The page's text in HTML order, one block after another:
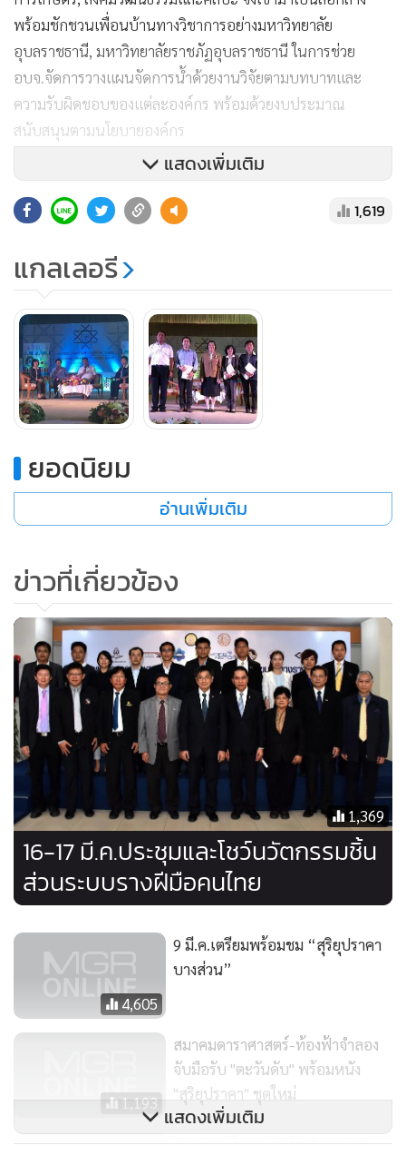
พร้อมชักชวนเพื่อนบ้านทางวิชาการอย่างมหาวิทยาลัย
อุบลราชธานี, มหาวิทยาลัยราชภัฏอุบลราชธานี ในการช่วย
อบจ.จัดการวางแผนจัดการน้ำด้วยงานวิจัยตามบทบาทและ
ความรับผิดชอบของแต่ละองค์กร พร้อมด้วยงบประมาณ
สนับสนุนตามนโยบายองค์กร
เมื่อได้คณะทำงานจากทั้ง 4 ฝ่าย ดร.วรงค์ นัยพินิจ อาจารย์ผู้
ว่า ขั้นตอนต่อมาจึงเป็นการเลือกนักวิชาการที่มีความสามารถ
เหมาะสมกับพื้นที่ ว่าใครควรเข้าไปช่วยจัดการปัญหาอะไร โดย
ในแต่ละทีมจะต้องมีคณะทำงานที่เป็นคนจากทั้ง 4 ฝ่าย และยัง
จัดให้มีการประกวดระบบชลประทานแก้ปัญหาที่ดีที่สุด 4 พื้นที่
เพื่อต่อยอดนำร่องและใช้เป็นโมเดลให้กับการดำเนินงานในพื้นที่
อื่นๆ
มะแลง อ.สว่างวีระวงศ์ ที่มีประชากรประมาณ 160 ครัวเรือนว่า
แต่ก่อนพื้นที่นี้ชาวบ้านประสบปัญหาขาดแคลนน้ำ ทำให้มีความ
ต้องการแหล่งน้ำเพิ่ม แต่เมื่อทีมวิจัยลงพื้นที่สำรวจกลับพบว่า
ประสิทธิภาพ พื้นที่ต้นน้ำไม่เคารพกติกา เปิดน้ำเกินเวลาทำให้
น้ำไปไม่ถึงพื้นที่ท้ายน้ำ ด้วยปัญหาดังกล่าวนักวิจัยโครงการจึงเร่ง
เข้าไปแก้ปัญหาคนก่อนเป็นอันดับแรก เพื่อให้เกิดการบนิหารจี
ดการน้ำอย่างเหมาะสม และใช้กิจกรรมเสริมความเข้าใจหลาย
อย่าง อาทิ เกมส์บทบาทสมมุติให้ชาวบ้านเข้าใจหลักการปันน้ำ
เพื่อลดความเห็นแก่ตัว วิเคราะห์แนวโน้มการใช้น้ำ การแบ่งปัน
จากนั้นจึงให้องค์ความรู้ และกำหนดกติกาการใช้น้ำขึ้นใหม่
พร้อมวางระบบชลประทานท่อใหม่เพื่อให้เกิดประโยชน์สูงสุดต่อ
ส่วนอีกโครงการ นางมัสยา ได้ยกตัวอย่างพื้นที่บ้านผาชัน
ต.สำโรง อ.โพธิ์ไทร ที่เป็นพื้นที่สูงลาดเชิงเขา ซึ่งในหน้าน้ำปกติ
จะสูบน้ำใช้จากแม่น้ำโขงด้านทิศเหนือ แต่ในหน้าแล้งจะประสบ
เครื่องสูบน้ำกำลังไม่ถึงซึ่งปัญหานี้จะรุนแรงสุดในช่วงเดือน
ก.พ.ถึง เม.ย.ทว่าจะขุดน้ำบาดาลก็ทำไม่ได้เพราะพื้นด้านล่าง
เป็นชั้นหินแข็ง แนวทางการวิจัยเพื่อแก้ปัญหาจึงมุ่งไปที่วิธี
การนำน้ำมาใช้ด้วยการคิดค้นนวัตกรรม "แอร์แว" ที่เป็นการเพิ่ม
แรงดันน้ำด้วยหลักการแคปิลารีเพื่อนำน้ำจากที่ต่ำในบุ่งพระละ
คอนมาใช้ และการปล่อยน้ำจากฝายวังอีแร้งซึ่งอยู่ที่สูงโดย
"ระบบกาลักน้ำ" แล้วจึงใช้แอร์แวช่วยเพิ่มแรงดัน
แสดงเพิ่มเติม
1,619
แกลเลอรี
ยอดนิยม
อ่านเพิ่มเติม
ข่าวที่เกี่ยวข้อง
1,369
16-17 มี.ค.ประชุมและโชว์นวัตกรรมชิ้น
ส่วนระบบรางฝีมือคนไทย
4,605
9 มี.ค.เตรียมพร้อมชม “สุริยุปราคา
บางส่วน”
1,193
สมาคมดาราศาสตร์-ท้องฟ้าจำลอง
จับมือรับ "ตะวันดับ" พร้อมหนัง
"สุริยุปราคา" ชุดใหม่
สดร.ชวนสังเกต “สุริยุปราคาบาง
แสดงเพิ่มเติม